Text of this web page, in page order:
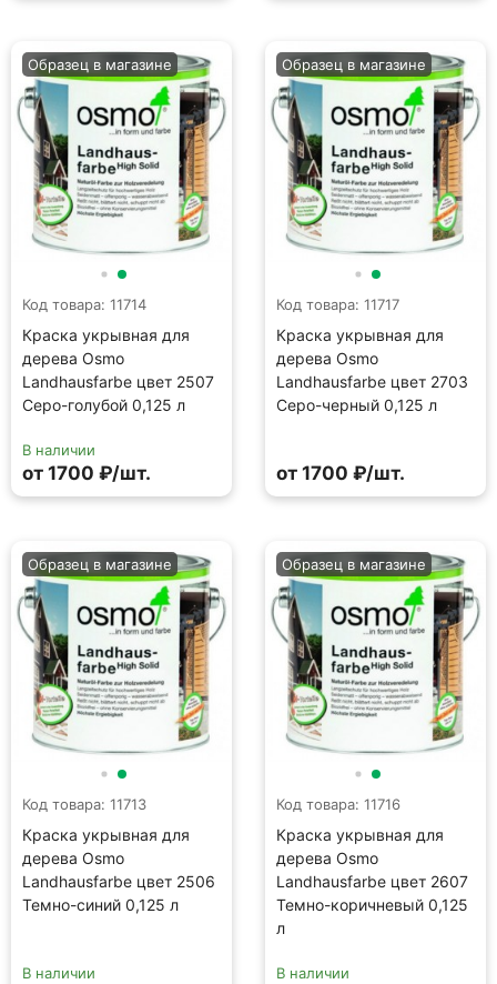
Код товара: 11714
Краска укрывная для
дерева Osmo
Landhausfarbe цвет 2507
Серо-голубой 0,125 л
Образец в магазине
В наличии
от 1700 ₽/шт.
Код товара: 11717
Краска укрывная для
дерева Osmo
Landhausfarbe цвет 2703
Серо-черный 0,125 л
Образец в магазине
от 1700 ₽/шт.
Код товара: 11713
Краска укрывная для
дерева Osmo
Landhausfarbe цвет 2506
Темно-синий 0,125 л
Образец в магазине
В наличии
Код товара: 11716
Краска укрывная для
дерева Osmo
Landhausfarbe цвет 2607
Темно-коричневый 0,125
л
Образец в магазине
В наличии